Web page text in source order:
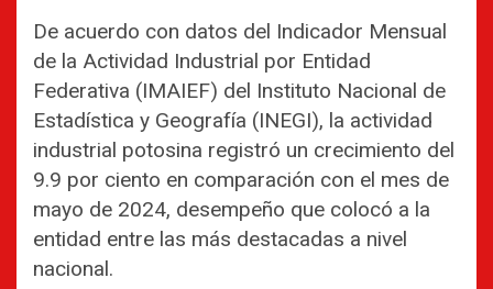
De acuerdo con datos del Indicador Mensual
de la Actividad Industrial por Entidad
Federativa (IMAIEF) del Instituto Nacional de
Estadística y Geografía (INEGI), la actividad
industrial potosina registró un crecimiento del
9.9 por ciento en comparación con el mes de
mayo de 2024, desempeño que colocó a la
entidad entre las más destacadas a nivel
nacional.